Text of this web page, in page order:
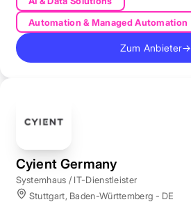
Automation & Managed Automation
Zum Anbieter→
Cyient Germany
Systemhaus / IT-Dienstleister
Stuttgart, Baden-Württemberg - DE